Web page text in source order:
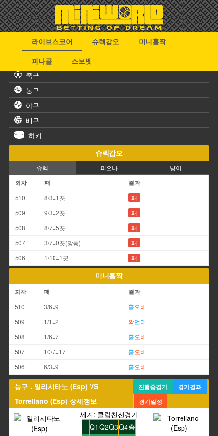
라이브스코어 슈렉갑오
미니홀짝
피나클
스보벳
축구
농구
야구
배구
하키
슈렉갑오
슈렉 피오나 냥이
회차 패 결과
510 8/3=1끗
패
509
9/3=2끗
패
508
8/7=5끗
패
507
3/7=0끗(망통)
패
506
1/10=1끗 패
미니홀짝
회차 패 결과
510 3/6=9 홀오버
509
1/1=2 짝언더
508
1/6=7 홀오버
507
10/7=17 홀오버
506
6/3=9 홀오버
농구 . 일리시타노 (Esp) VS
Torrellano (Esp) 상세정보
진행중경기
경기결과
경기일정
세계: 클럽친선경기
Q1 Q2Q3Q4총